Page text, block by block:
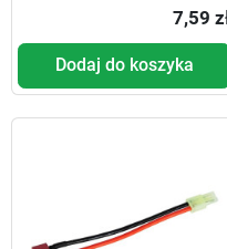
7,59
Dodaj do koszyka